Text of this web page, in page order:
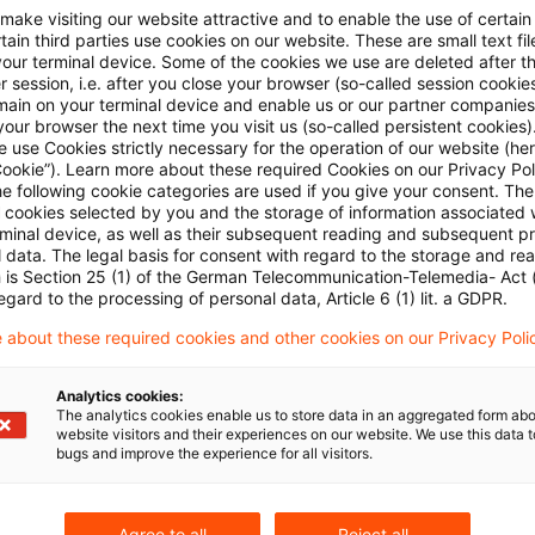
anders.
- obgleich es sich um illegale
dem Kläger für seine Dienstleistungen gewährten
Jedoch mindern die eingezogenen Beträge die
des Bundesverfassungsgerichts und des
ist eine Verminderung in diesen Fällen geboten, da
(Art. 3 Abs. 1 des Grundgesetzes, Art. 20
Union) verletzt wäre; denn es käme zu
Täters: Zum einen würde der durch die strafbare
durch die strafrechtliche Einziehung der
anderen würden die Bestechungsgelder im
visiting our website attractive and to enable the use of
third parties use cookies on our website. These are small text
terminal device. Some of the cookies we use are deleted after
session, i.e. after you close your browser (so-called session
on your terminal device and enable us or our partner
browser the next time you visit us (so-called persistent
use Cookies strictly necessary for the operation of our website
Learn more about these required Cookies on our Privacy
following cookie categories are used if you give your consent.
cookies selected by you and the storage of information associated
device, as well as their subsequent reading and subsequent
data. The legal basis for consent with regard to the storage and
is Section 25 (1) of the German Telecommunication-Telemedia- Act
to the processing of personal data, Article 6 (1) lit. a GDPR.
about these required cookies and other cookies on our Privacy
Analytics cookies:
The analytics cookies enable us to store data in an aggregated form
website visitors and their experiences on our website. We use this data
bugs and improve the experience for all visitors.